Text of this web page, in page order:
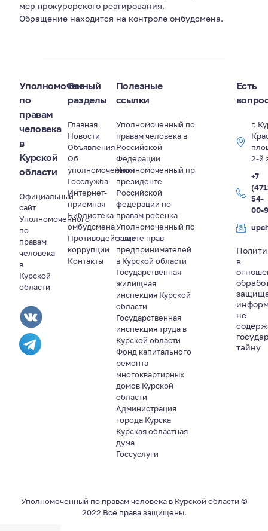
мер прокурорского реагирования.
Обращение находится на контроле омбудсмена.
Уполномоченный
по
правам
человека
в
Курской
области
Официальный
сайт
Уполномоченного
по
правам
человека
в
Курской
области
Все
разделы
Главная
Новости
Объявления
Об
уполномоченном
Госслужба
Интернет-
приемная
Библиотека
омбудсмена
Противодействие
коррупции
Контакты
Полезные
ссылки
Уполномоченный по
правам человека в
Российской
Федерации
Уполномоченный пр
президенте
Российской
федерации по
правам ребенка
Уполномоченный по
защите прав
предпринимателей
в Курской области
Государственная
жилищная
инспекция Курской
области
Государственная
инспекция труда в
Курской области
Фонд капитального
ремонта
многоквартирных
домов Курской
области
Администрация
города Курска
Курская областная
дума
Госсуслуги
Есть
г.
2-й
+7
54-
00-
в
не
тайну
Уполномоченный по правам человека в Курской области ©
2022 Все права защищены.